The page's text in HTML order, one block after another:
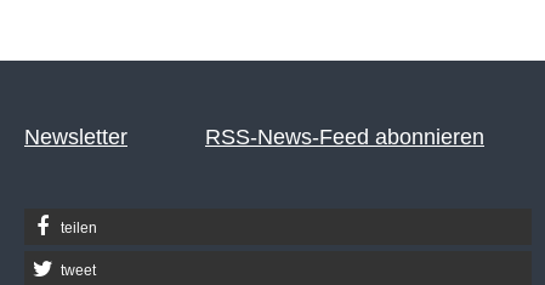
Newsletter RSS-News-Feed abonnieren
teilen
tweet